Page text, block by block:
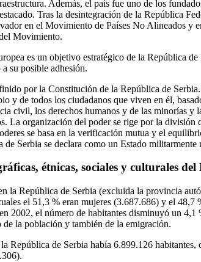
Además, el país fue uno de los
Tras la desintegración de la República
en el Movimiento de Países No Alineados y
Movimiento.
es un objetivo estratégico de la República
su posible adhesión.
por la Constitución de la República de
y de todos los ciudadanos que viven en él,
civil, los derechos humanos y de las minorías y
La organización del poder se rige por la
se basa en la verificación mutua y el
Serbia se declara como un Estado militarmente
étnicas, sociales y culturales
la República de Serbia (excluida la provincia
el 51,3 % eran mujeres (3.687.686) y el
2002, el número de habitantes disminuyó un 4,1
la población y también de la emigración.
República de Serbia había 6.899.126